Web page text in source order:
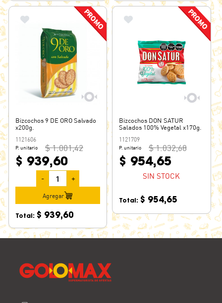
Bizcochos 9 DE ORO Salvado
x200g.
1121606
P. unitario $ 1.001,42
$ 939,60
- +
Agregar
Total: $ 939,60
Bizcochos DON SATUR
Salados 100% Vegetal x170g.
1121709
P. unitario $ 1.032,68
$ 954,65
SIN STOCK
Total: $ 954,65